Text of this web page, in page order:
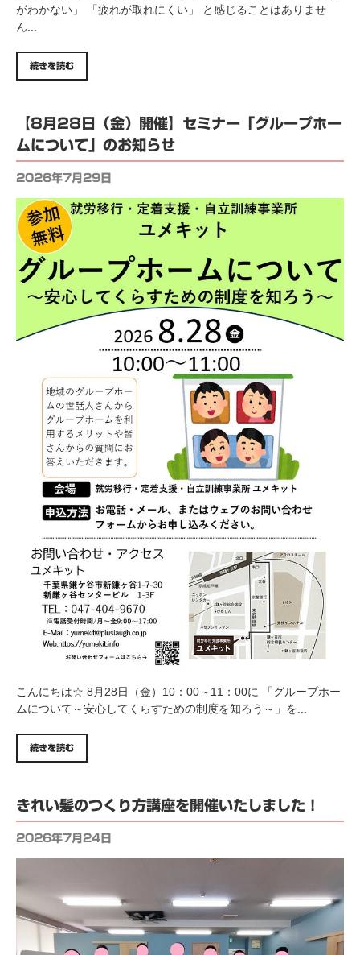
がわかない」 「疲れが取れにくい」 と感じることはありませ
ん...
続きを読む
【8月28日（金）開催】セミナー「グループホー
ムについて」のお知らせ
2026年7月29日
こんにちは☆ 8月28日（金）10：00～11：00に 「グループホー
ムについて～安心してくらすための制度を知ろう～」を...
続きを読む
きれい髪のつくり方講座を開催いたしました！
2026年7月24日